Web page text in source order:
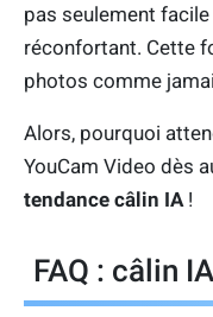
pas seulement
réconfortant. Cette
photos comme
Alors, pourquoi
YouCam Video dès
tendance câlin IA!
FAQ : câlin IA